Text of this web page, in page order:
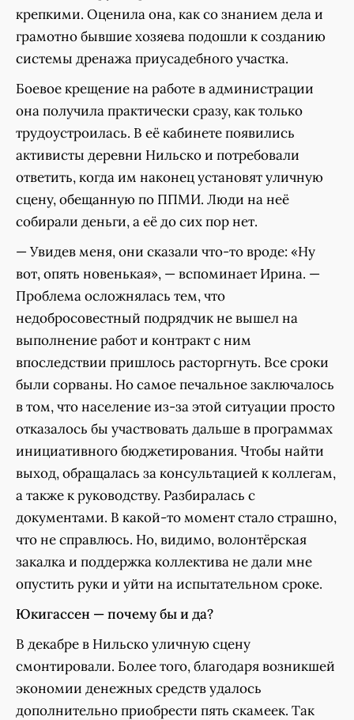
крепкими. Оценила она, как со знанием дела и
грамотно бывшие хозяева подошли к созданию
системы дренажа приусадебного участка.
Боевое крещение на работе в администрации
она получила практически сразу, как только
трудоустроилась. В её кабинете появились
активисты деревни Нильско и потребовали
ответить, когда им наконец установят уличную
сцену, обещанную по ППМИ. Люди на неё
собирали деньги, а её до сих пор нет.
— Увидев меня, они сказали что-то вроде: «Ну
вот, опять новенькая», — вспоминает Ирина. —
Проблема осложнялась тем, что
недобросовестный подрядчик не вышел на
выполнение работ и контракт с ним
впоследствии пришлось расторгнуть. Все сроки
были сорваны. Но самое печальное заключалось
в том, что население из-за этой ситуации просто
отказалось бы участвовать дальше в программах
инициативного бюджетирования. Чтобы найти
выход, обращалась за консультацией к коллегам,
а также к руководству. Разбиралась с
документами. В какой-то момент стало страшно,
что не справлюсь. Но, видимо, волонтёрская
закалка и поддержка коллектива не дали мне
опустить руки и уйти на испытательном сроке.
Юкигассен — почему бы и да?
В декабре в Нильско уличную сцену
смонтировали. Более того, благодаря возникшей
экономии денежных средств удалось
дополнительно приобрести пять скамеек. Так